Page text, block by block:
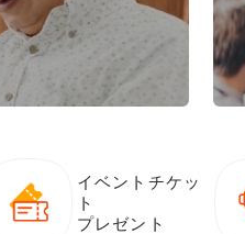
イベントチケッ
ト
プレゼント